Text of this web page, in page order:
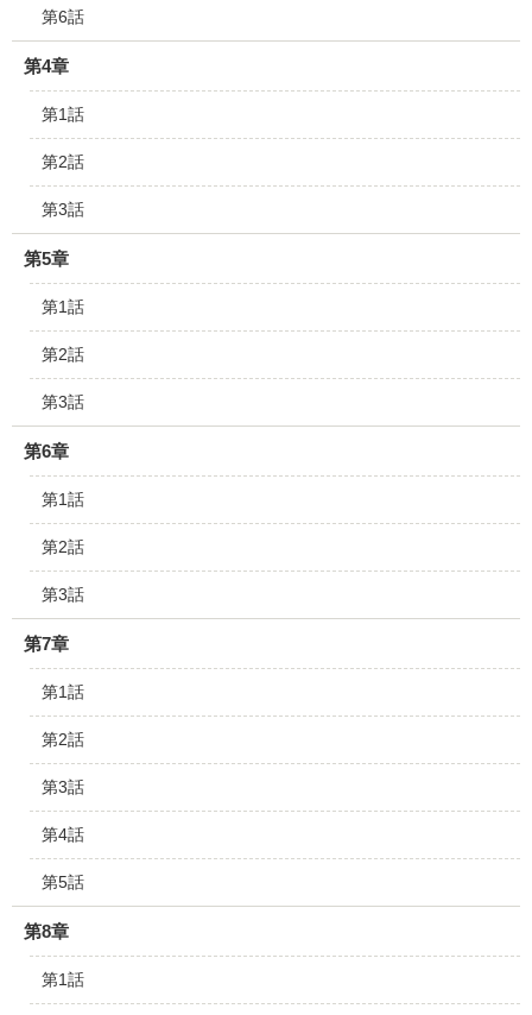
第6話
第4章
第1話
第2話
第3話
第5章
第1話
第2話
第3話
第6章
第1話
第2話
第3話
第7章
第1話
第2話
第3話
第4話
第5話
第8章
第1話